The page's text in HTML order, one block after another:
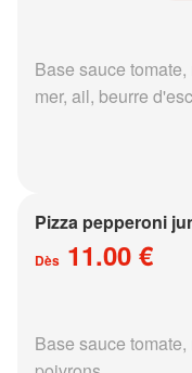
Base sauce
mer, ail, beurre
Pizza pepperoni
Dès 11.00 €
Base sauce